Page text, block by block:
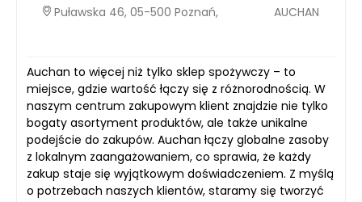
Puławska 46, 05-500 Poznań, AUCHAN
Auchan to więcej niż tylko sklep spożywczy – to
miejsce, gdzie wartość łączy się z różnorodnością. W
naszym centrum zakupowym klient znajdzie nie tylko
bogaty asortyment produktów, ale także unikalne
podejście do zakupów. Auchan łączy globalne zasoby
z lokalnym zaangażowaniem, co sprawia, że każdy
zakup staje się wyjątkowym doświadczeniem. Z myślą
o potrzebach naszych klientów, staramy się tworzyć